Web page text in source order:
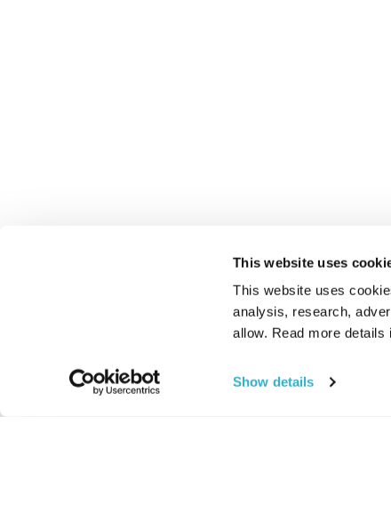
This website uses
This website uses
analysis, research,
allow. Read more
Show details